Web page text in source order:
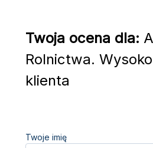
Twoja ocena dla:
Rolnictwa.
klienta
Twoje imię